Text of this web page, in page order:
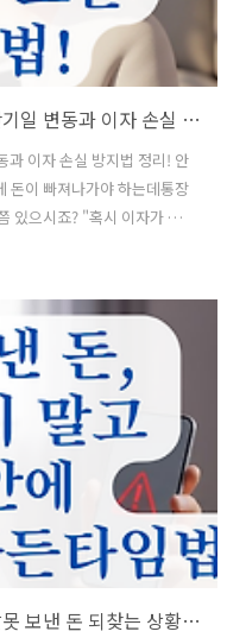
정기적금 납입이 지연 됐다면? 만기일 변동과 이자 손실 방지법 정리!
과 이자 손실 방지법 정리! 안
돈이 빠져나가야 하는데통장
있으시죠? "혹시 이자가 깎
않을까?" 걱정되실 텐데
확인해 보시죠! 👇 📋 목차1.
일이 늦춰지는 이유와 계산
리할까? ⚖️4. '선납'을 활용한
금의 결정적 차이 🆚6. 자주
계좌 이체와 다른 연락처 송금, 잘못 보낸 돈 되찾는 상황별 확인법